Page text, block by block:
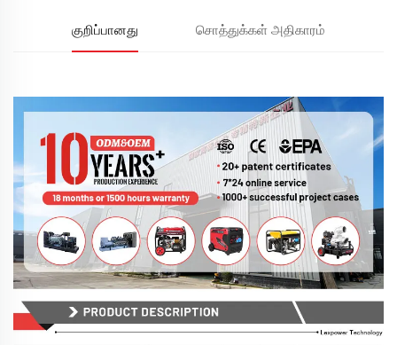
குறிப்பானது சொத்துக்கள் அதிகாரம்